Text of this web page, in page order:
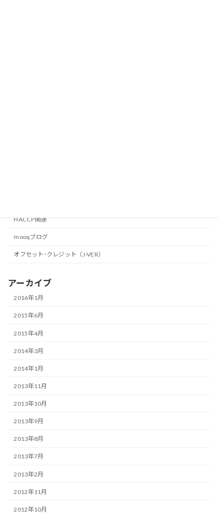
HACCP関連
mooqブログ
オフセット･クレジット（J-VER）
アーカイブ
2016年1月
2015年6月
2015年4月
2014年3月
2014年1月
2013年11月
2013年10月
2013年9月
2013年8月
2013年7月
2013年2月
2012年11月
2012年10月